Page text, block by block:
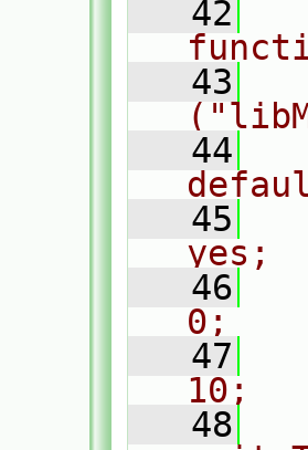
   42
   43
   44
   45
yes;
   46
0;
   47
10;
   48